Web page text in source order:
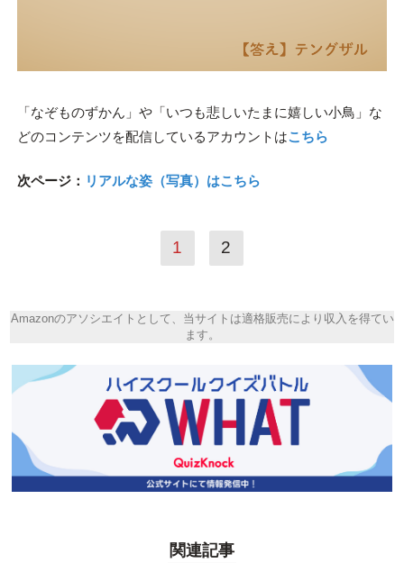
「なぞものずかん」や「いつも悲しいたまに嬉しい小鳥」な
どのコンテンツを配信しているアカウントはこちら
次ページ： リアルな姿（写真）はこちら
1 2
Amazonのアソシエイトとして、当サイトは適格販売により収入を得てい
ます。
関連記事